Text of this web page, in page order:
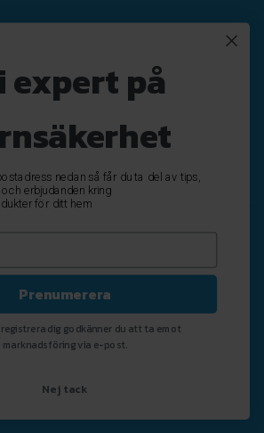
Avregistrera
expert på
nedan så får du ta del av tips,
erbjudanden kring
för ditt hem
Prenumerera
dig godkänner du att ta emot
marknadsföring via e-post.
Nej tack